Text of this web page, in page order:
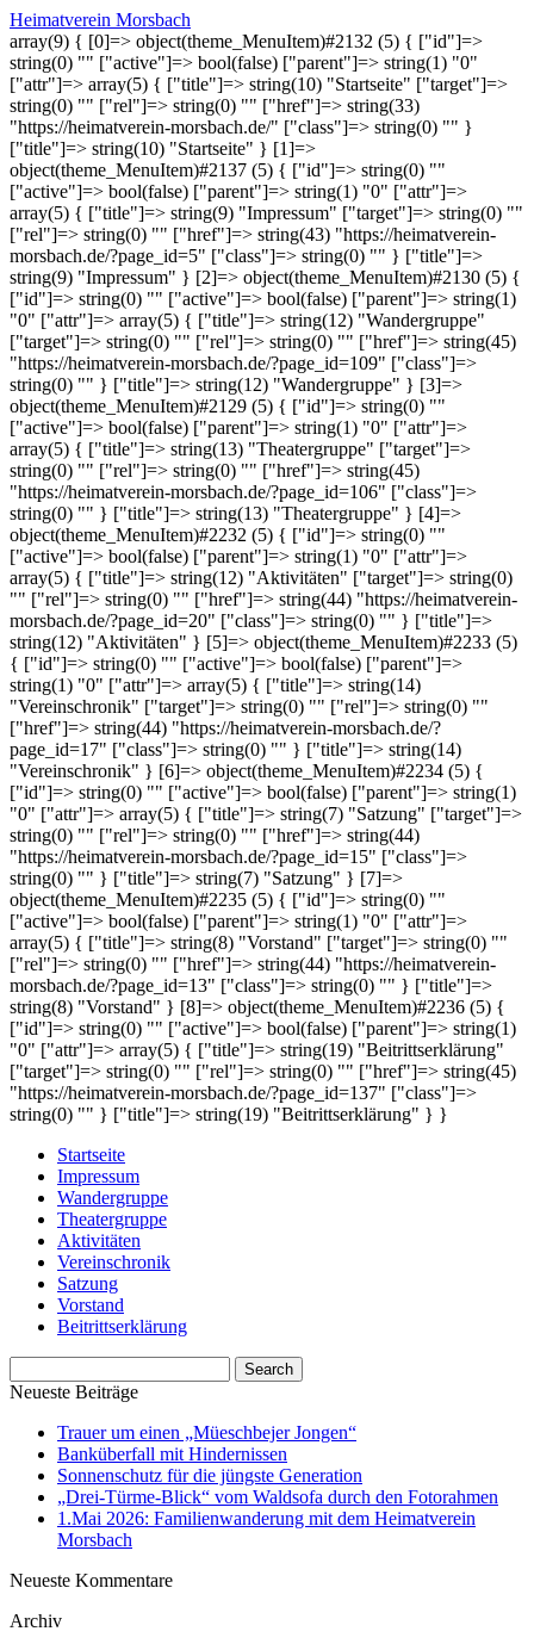
Heimatverein Morsbach
array(9) { [0]=> object(theme_MenuItem)#2132 (5) { ["id"]=>
string(0) "" ["active"]=> bool(false) ["parent"]=> string(1) "0"
["attr"]=> array(5) { ["title"]=> string(10) "Startseite" ["target"]=>
string(0) "" ["rel"]=> string(0) "" ["href"]=> string(33)
"https://heimatverein-morsbach.de/" ["class"]=> string(0) "" }
["title"]=> string(10) "Startseite" } [1]=>
object(theme_MenuItem)#2137 (5) { ["id"]=> string(0) ""
["active"]=> bool(false) ["parent"]=> string(1) "0" ["attr"]=>
array(5) { ["title"]=> string(9) "Impressum" ["target"]=> string(0) ""
["rel"]=> string(0) "" ["href"]=> string(43) "https://heimatverein-
morsbach.de/?page_id=5" ["class"]=> string(0) "" } ["title"]=>
string(9) "Impressum" } [2]=> object(theme_MenuItem)#2130 (5) {
["id"]=> string(0) "" ["active"]=> bool(false) ["parent"]=> string(1)
"0" ["attr"]=> array(5) { ["title"]=> string(12) "Wandergruppe"
["target"]=> string(0) "" ["rel"]=> string(0) "" ["href"]=> string(45)
"https://heimatverein-morsbach.de/?page_id=109" ["class"]=>
string(0) "" } ["title"]=> string(12) "Wandergruppe" } [3]=>
object(theme_MenuItem)#2129 (5) { ["id"]=> string(0) ""
["active"]=> bool(false) ["parent"]=> string(1) "0" ["attr"]=>
array(5) { ["title"]=> string(13) "Theatergruppe" ["target"]=>
string(0) "" ["rel"]=> string(0) "" ["href"]=> string(45)
"https://heimatverein-morsbach.de/?page_id=106" ["class"]=>
string(0) "" } ["title"]=> string(13) "Theatergruppe" } [4]=>
object(theme_MenuItem)#2232 (5) { ["id"]=> string(0) ""
["active"]=> bool(false) ["parent"]=> string(1) "0" ["attr"]=>
array(5) { ["title"]=> string(12) "Aktivitäten" ["target"]=> string(0)
"" ["rel"]=> string(0) "" ["href"]=> string(44) "https://heimatverein-
morsbach.de/?page_id=20" ["class"]=> string(0) "" } ["title"]=>
string(12) "Aktivitäten" } [5]=> object(theme_MenuItem)#2233 (5)
{ ["id"]=> string(0) "" ["active"]=> bool(false) ["parent"]=>
string(1) "0" ["attr"]=> array(5) { ["title"]=> string(14)
"Vereinschronik" ["target"]=> string(0) "" ["rel"]=> string(0) ""
["href"]=> string(44) "https://heimatverein-morsbach.de/?
page_id=17" ["class"]=> string(0) "" } ["title"]=> string(14)
"Vereinschronik" } [6]=> object(theme_MenuItem)#2234 (5) {
["id"]=> string(0) "" ["active"]=> bool(false) ["parent"]=> string(1)
"0" ["attr"]=> array(5) { ["title"]=> string(7) "Satzung" ["target"]=>
string(0) "" ["rel"]=> string(0) "" ["href"]=> string(44)
"https://heimatverein-morsbach.de/?page_id=15" ["class"]=>
string(0) "" } ["title"]=> string(7) "Satzung" } [7]=>
object(theme_MenuItem)#2235 (5) { ["id"]=> string(0) ""
["active"]=> bool(false) ["parent"]=> string(1) "0" ["attr"]=>
array(5) { ["title"]=> string(8) "Vorstand" ["target"]=> string(0) ""
["rel"]=> string(0) "" ["href"]=> string(44) "https://heimatverein-
morsbach.de/?page_id=13" ["class"]=> string(0) "" } ["title"]=>
string(8) "Vorstand" } [8]=> object(theme_MenuItem)#2236 (5) {
["id"]=> string(0) "" ["active"]=> bool(false) ["parent"]=> string(1)
"0" ["attr"]=> array(5) { ["title"]=> string(19) "Beitrittserklärung"
["target"]=> string(0) "" ["rel"]=> string(0) "" ["href"]=> string(45)
"https://heimatverein-morsbach.de/?page_id=137" ["class"]=>
string(0) "" } ["title"]=> string(19) "Beitrittserklärung" } }
Startseite
Impressum
Wandergruppe
Theatergruppe
Aktivitäten
Vereinschronik
Satzung
Vorstand
Beitrittserklärung
Neueste Beiträge
Trauer um einen „Müeschbejer Jongen“
Banküberfall mit Hindernissen
Sonnenschutz für die jüngste Generation
„Drei-Türme-Blick“ vom Waldsofa durch den Fotorahmen
1.Mai 2026: Familienwanderung mit dem Heimatverein
Morsbach
Neueste Kommentare
Archiv